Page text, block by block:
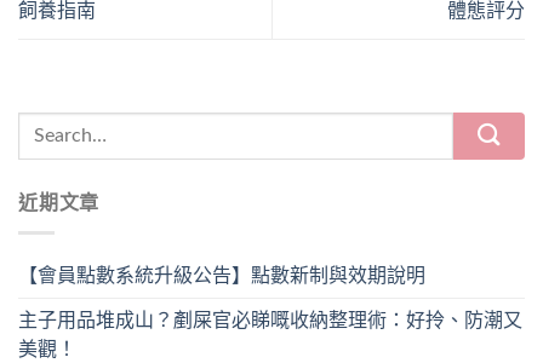
飼養指南
體態評分
近期文章
【會員點數系統升級公告】點數新制與效期說明
主子用品堆成山？剷屎官必睇嘅收納整理術：好拎、防潮又
美觀！